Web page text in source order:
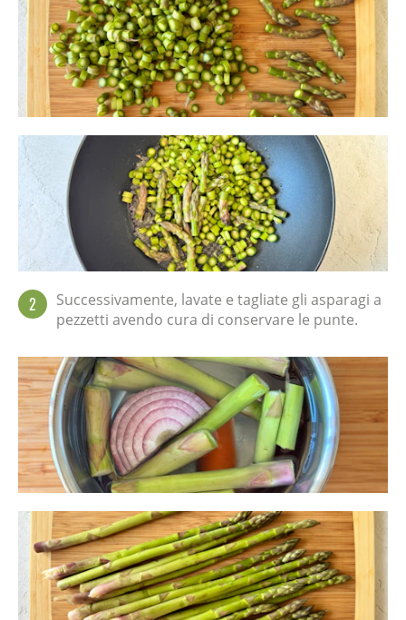
2
Successivamente, lavate e tagliate gli asparagi a
pezzetti avendo cura di conservare le punte.